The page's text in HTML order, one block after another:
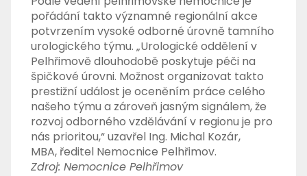
pořádání takto významné regionální akce
potvrzením vysoké odborné úrovně tamního
urologického týmu. „Urologické oddělení v
Pelhřimově dlouhodobě poskytuje péči na
špičkové úrovni. Možnost organizovat takto
prestižní událost je oceněním práce celého
našeho týmu a zároveň jasným signálem, že
rozvoj odborného vzdělávání v regionu je pro
nás prioritou,“ uzavřel Ing. Michal Kozár,
MBA, ředitel Nemocnice Pelhřimov.
Zdroj: Nemocnice Pelhřimov